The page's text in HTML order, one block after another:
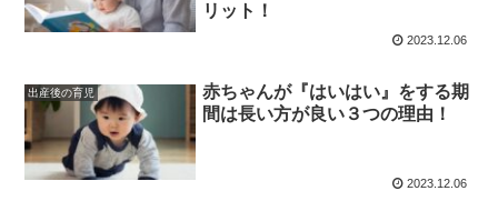
リット！
2023.12.06
出産後の育児
赤ちゃんが『はいはい』をする期
間は長い方が良い３つの理由！
2023.12.06